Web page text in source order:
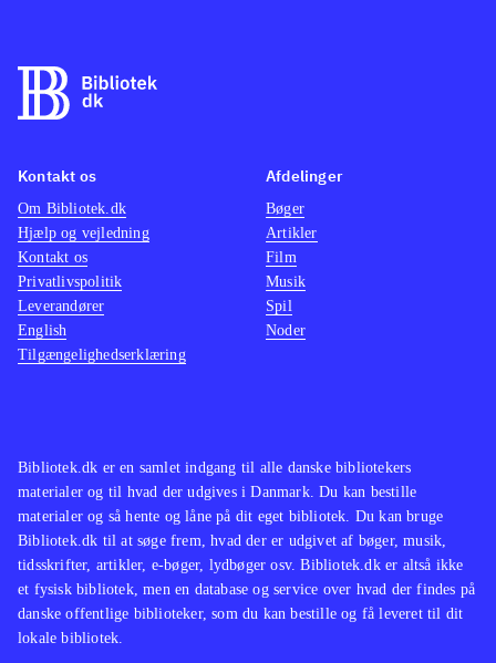
Bibliotek.dk er en samlet indgang til alle danske bibliotekers
materialer og til hvad der udgives i Danmark. Du kan bestille
materialer og så hente og låne på dit eget bibliotek. Du kan bruge
Bibliotek.dk til at søge frem, hvad der er udgivet af bøger, musik,
tidsskrifter, artikler, e-bøger, lydbøger osv. Bibliotek.dk er altså ikke
et fysisk bibliotek, men en database og service over hvad der findes på
danske offentlige biblioteker, som du kan bestille og få leveret til dit
lokale bibliotek.
Kontakt os
Om Bibliotek.dk
Hjælp og vejledning
Kontakt os
Privatlivspolitik
Leverandører
English
Tilgængelighedserklæring
Afdelinger
Bøger
Artikler
Film
Musik
Spil
Noder